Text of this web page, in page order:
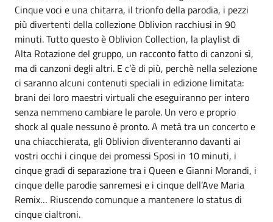
Cinque voci e una chitarra, il trionfo della parodia, i pezzi
più divertenti della collezione Oblivion racchiusi in 90
minuti. Tutto questo è Oblivion Collection, la playlist di
Alta Rotazione del gruppo, un racconto fatto di canzoni sì,
ma di canzoni degli altri. E c’è di più, perchè nella selezione
ci saranno alcuni contenuti speciali in edizione limitata:
brani dei loro maestri virtuali che eseguiranno per intero
senza nemmeno cambiare le parole. Un vero e proprio
shock al quale nessuno è pronto. A metà tra un concerto e
una chiacchierata, gli Oblivion diventeranno davanti ai
vostri occhi i cinque dei promessi Sposi in 10 minuti, i
cinque gradi di separazione tra i Queen e Gianni Morandi, i
cinque delle parodie sanremesi e i cinque dell’Ave Maria
Remix… Riuscendo comunque a mantenere lo status di
cinque cialtroni.